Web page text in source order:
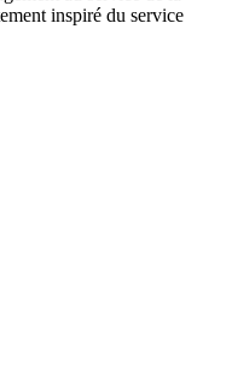
inspiré du service